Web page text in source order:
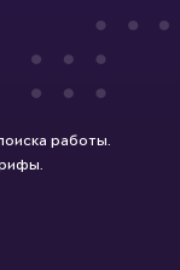
работы.